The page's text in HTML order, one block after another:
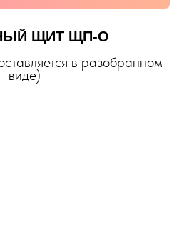
ЩИТ ЩП-О
в разобранном
виде)